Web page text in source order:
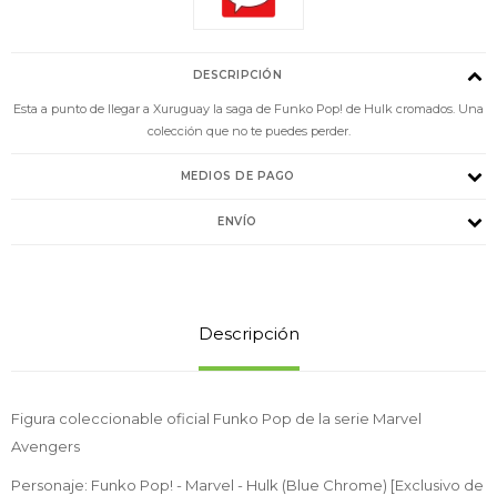
DESCRIPCIÓN
Esta a punto de llegar a Xuruguay la saga de Funko Pop! de Hulk cromados. Una
colección que no te puedes perder.
MEDIOS DE PAGO
ENVÍO
Descripción
Figura coleccionable oficial Funko Pop de la serie Marvel
Avengers
Personaje: Funko Pop! - Marvel - Hulk (Blue Chrome) [Exclusivo de